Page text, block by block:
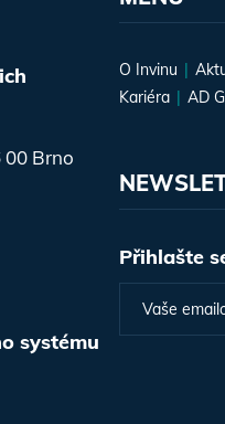
00 Brno
systému
O Invinu
Kariéra
AD
Přihlašte